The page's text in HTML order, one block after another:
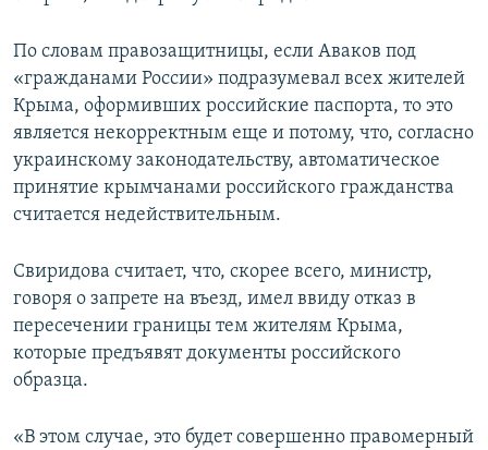
По словам правозащитницы, если Аваков под
«гражданами России» подразумевал всех жителей
Крыма, оформивших российские паспорта, то это
является некорректным еще и потому, что, согласно
украинскому законодательству, автоматическое
принятие крымчанами российского гражданства
считается недействительным.
Свиридова считает, что, скорее всего, министр,
говоря о запрете на въезд, имел ввиду отказ в
пересечении границы тем жителям Крыма,
которые предъявят документы российского
образца.
«В этом случае, это будет совершенно правомерный